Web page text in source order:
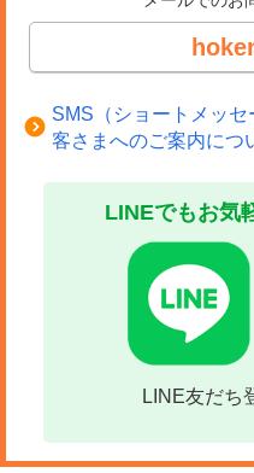
SMS（ショートメッ
客さまへのご案内につ
LINEでもお気
LINE友だち